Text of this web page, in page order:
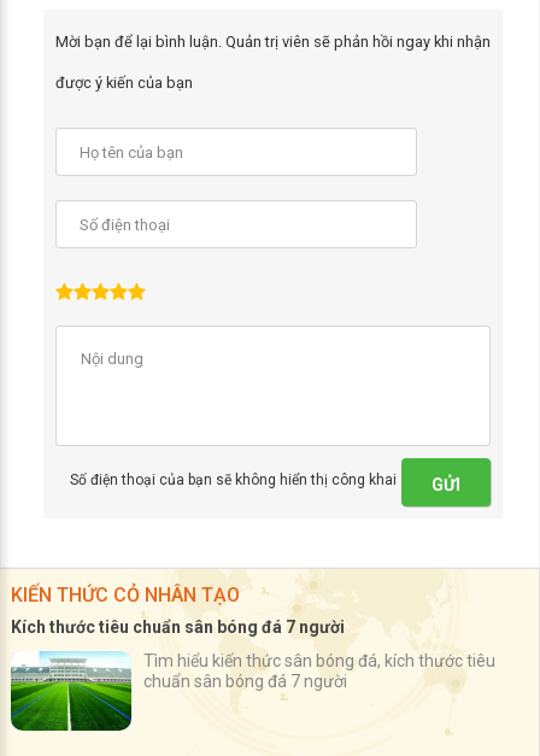
Mời bạn để lại bình luận. Quản trị viên sẽ phản hồi ngay khi nhận
được ý kiến của bạn
Số điện thoại của bạn sẽ không hiển thị công khai GỬI
KIẾN THỨC CỎ NHÂN TẠO
Kích thước tiêu chuẩn sân bóng đá 7 người
Tìm hiểu kiến thức sân bóng đá, kích thước tiêu
chuẩn sân bóng đá 7 người